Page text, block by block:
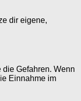
dir eigene,
Gefahren. Wenn
Einnahme im